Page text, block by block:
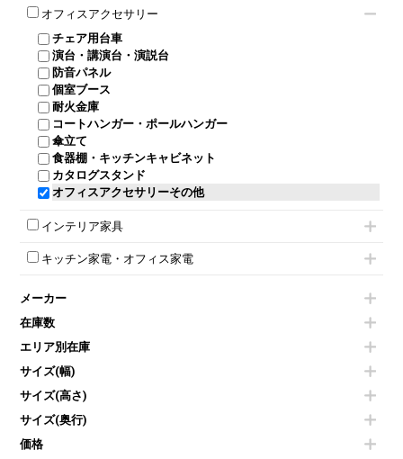
ダイヤル錠ロッカー
シューズロッカー・下駄箱
ワードローブ・クローゼット
ロッカーその他
会議テーブルW1800～
折りたたみ会議テーブル
平行スタックテーブル
ハイテーブル
会議テーブルその他
ミーティングチェアその他
パーテーションその他
壁掛けホワイトボード
スケジュールボード・行動予定表
ホワイトボードその他
電話機（ビジネスフォン）
シュレッダー
プロジェクター
スクリーン
液晶モニター・ディスプレイ
プリンター・コピー機
その他OA機器
オフィスアクセサリー
チェア用台車
演台・講演台・演説台
防音パネル
個室ブース
耐火金庫
コートハンガー・ポールハンガー
傘立て
食器棚・キッチンキャビネット
カタログスタンド
オフィスアクセサリーその他
インテリア家具
モールドチェア
ダイニングチェア
カウンターテーブル
センターテーブル・サイドテーブル
ベンチ・スツール
ソファ
シェルフ
ダストボックス（ゴミ箱）
インテリア家具その他
キッチン家電・オフィス家電
冷蔵庫・洗濯機
空気清浄機・加湿器
液晶テレビ・モニター類
エアコン
照明機器
掃除機
季節家電
メーカー
在庫数
エリア別在庫
サイズ(幅)
サイズ(高さ)
サイズ(奥行)
価格